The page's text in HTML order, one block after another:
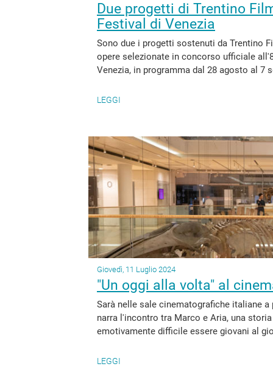
Due progetti di Trentino
Festival di Venezia
Sono due i progetti sostenuti da Trentino
opere selezionate in concorso ufficiale
Venezia, in programma dal 28 agosto al 7
LEGGI
Giovedì, 11 Luglio 2024
"Un oggi alla volta" al
Sarà nelle sale cinematografiche italiane
narra l'incontro tra Marco e Aria, una
emotivamente difficile essere giovani al
LEGGI